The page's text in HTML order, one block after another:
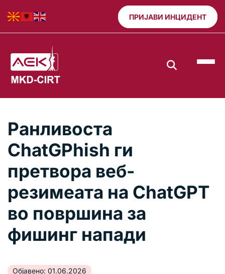
ПРИЈАВИ ИНЦИДЕНТ
Ранливоста
ChatGPhish ги
претвора веб-
резимеата на ChatGPT
во површина за
фишинг напади
Објавено: 01.06.2026